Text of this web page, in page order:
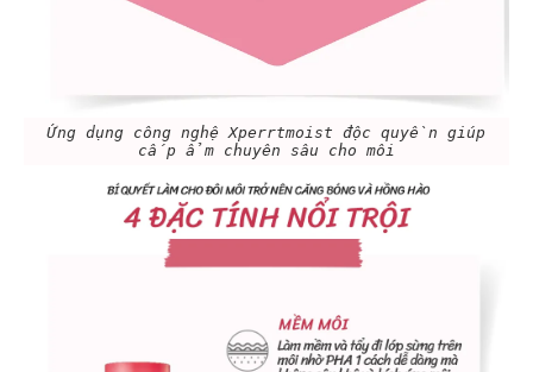
Ứng dụng công nghệ Xperrtmoist độc quyền giúp
cấp ẩm chuyên sâu cho môi